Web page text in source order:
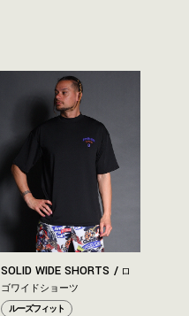
SOLID WIDE SHORTS
ロ
ゴワイドショーツ
ルーズフィット